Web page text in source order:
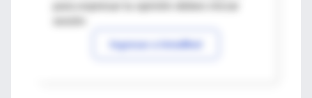
Ingresar a IntraMed